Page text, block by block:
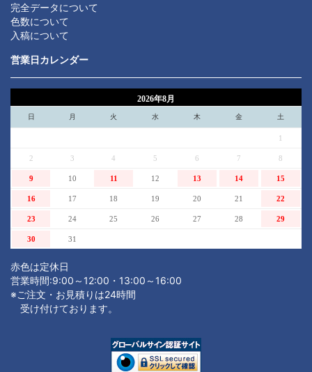
完全データについて
色数について
入稿について
営業日カレンダー
2026年8月
日 月 火 水 木 金 土
1
2 3 4 5 6 7 8
9 10 11 12 13 14 15
16 17 18 19 20 21 22
23 24 25 26 27 28 29
30 31
赤色は定休日
営業時間:9:00～12:00・13:00～16:00
※ご注文・お見積りは24時間
受け付けております。